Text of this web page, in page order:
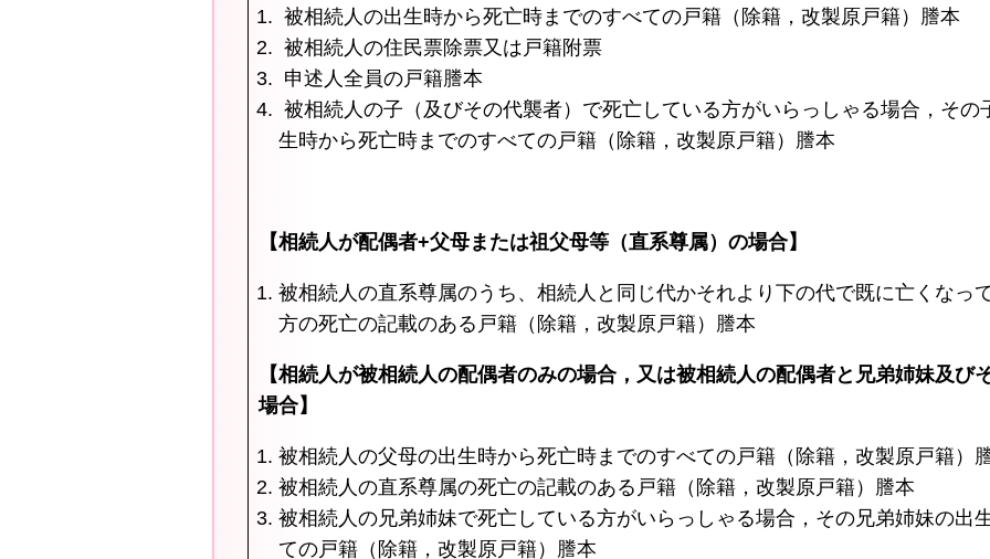
被相続人の出生時から死亡時までのすべての戸籍（除籍，改製原戸籍）謄本
被相続人の住民票除票又は戸籍附票
申述人全員の戸籍謄本
被相続人の子（及びその代襲者）で死亡している方がいらっしゃる場合，その
生時から死亡時までのすべての戸籍（除籍，改製原戸籍）謄本
【相続人が配偶者+父母または祖父母等（直系尊属）の場合】
被相続人の直系尊属のうち、相続人と同じ代かそれより下の代で既に亡くなっ
方の死亡の記載のある戸籍（除籍，改製原戸籍）謄本
【相続人が被相続人の配偶者のみの場合，又は被相続人の配偶者と兄弟姉妹及び
場合】
被相続人の父母の出生時から死亡時までのすべての戸籍（除籍，改製原戸籍）
被相続人の直系尊属の死亡の記載のある戸籍（除籍，改製原戸籍）謄本
被相続人の兄弟姉妹で死亡している方がいらっしゃる場合，その兄弟姉妹の出
ての戸籍（除籍，改製原戸籍）謄本